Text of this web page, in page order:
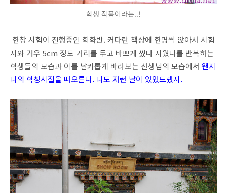
학생 작품이라는..!
한창 시험이 진행중인 회화반. 커다란 책상에 한명씩 앉아서 시험
지와 겨우 5cm 정도 거리를 두고 바쁘게 썼다 지웠다를 반복하는
학생들의 모습과 이를 날카롭게 바라보는 선생님의 모습에서 왠지
나의 학창시절을 떠오른다. 나도 저런 날이 있었드랬지.